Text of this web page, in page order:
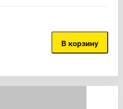
В корзину